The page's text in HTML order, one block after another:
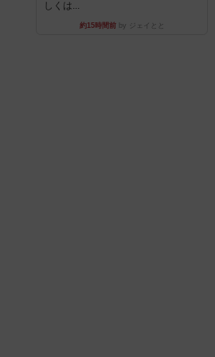
しくは...
約15時間前by ジェイとと